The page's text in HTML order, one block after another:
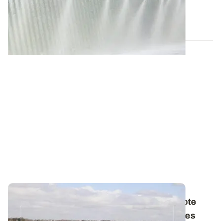
fréquent lors d’un chantier de...
Les Vrai / Faux de la fertilisation - Oui, l’azote
liquide apporté fin montaison peut brûler les